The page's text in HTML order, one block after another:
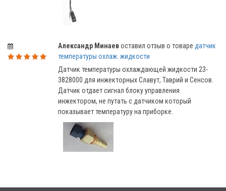
Александр Минаевоставил отзыв о товаре датчик
температуры охлаж. жидкости
Датчик температуры охлаждающей жидкости 23-
3828000 для инжекторных Славут, Таврий и Сенсов.
Датчик отдает сигнал блоку управления
инжектором, не путать с датчиком который
показывает температуру на приборке.